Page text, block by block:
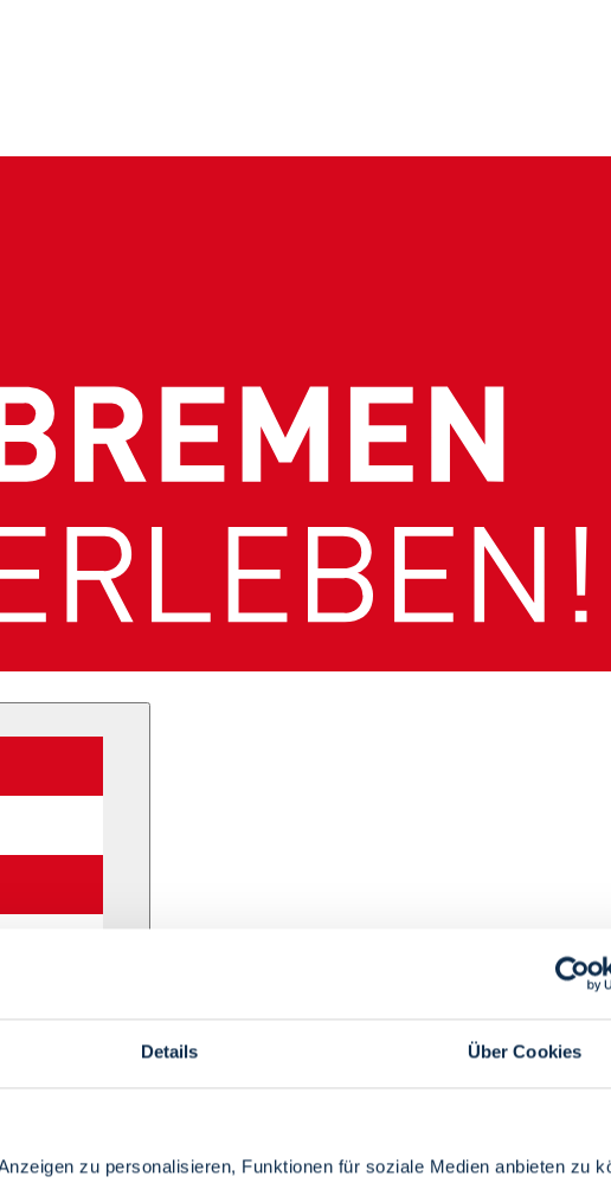
Details Über Cookies
zu personalisieren, Funktionen für soziale Medien anbieten zu